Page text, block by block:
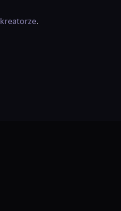
kreatorze.